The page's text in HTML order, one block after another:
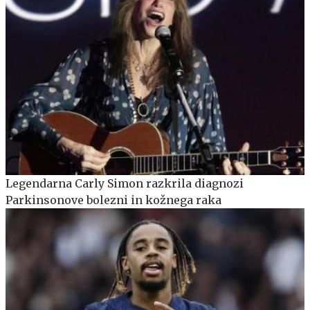
Legendarna Carly Simon razkrila diagnozi
Parkinsonove bolezni in kožnega raka